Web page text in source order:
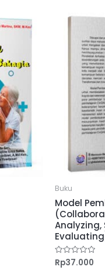
Buku
Model
Analyzing,
Dinilai
0
Rp37.000